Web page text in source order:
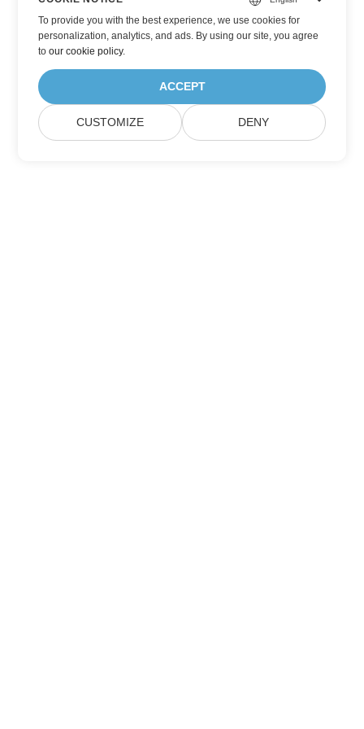
To provide you with the best experience, we use cookies for
personalization, analytics, and ads. By using our site, you agree
toour cookie policy.
ACCEPT
CUSTOMIZE DENY